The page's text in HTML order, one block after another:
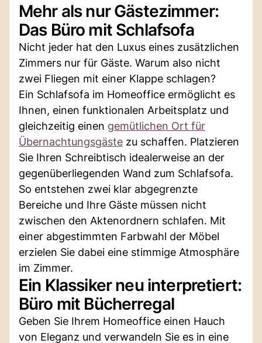
Mehr als nur Gästezimmer:
Das Büro mit Schlafsofa
Nicht jeder hat den Luxus eines zusätzlichen
Zimmers nur für Gäste. Warum also nicht
zwei Fliegen mit einer Klappe schlagen?
Ein Schlafsofa im Homeoffice ermöglicht es
Ihnen, einen funktionalen Arbeitsplatz und
gleichzeitig einen gemütlichen Ort für
Übernachtungsgäste zu schaffen. Platzieren
Sie Ihren Schreibtisch idealerweise an der
gegenüberliegenden Wand zum Schlafsofa.
So entstehen zwei klar abgegrenzte
Bereiche und Ihre Gäste müssen nicht
zwischen den Aktenordnern schlafen. Mit
einer abgestimmten Farbwahl der Möbel
erzielen Sie dabei eine stimmige Atmosphäre
im Zimmer.
Ein Klassiker neu interpretiert:
Büro mit Bücherregal
Geben Sie Ihrem Homeoffice einen Hauch
von Eleganz und verwandeln Sie es in eine